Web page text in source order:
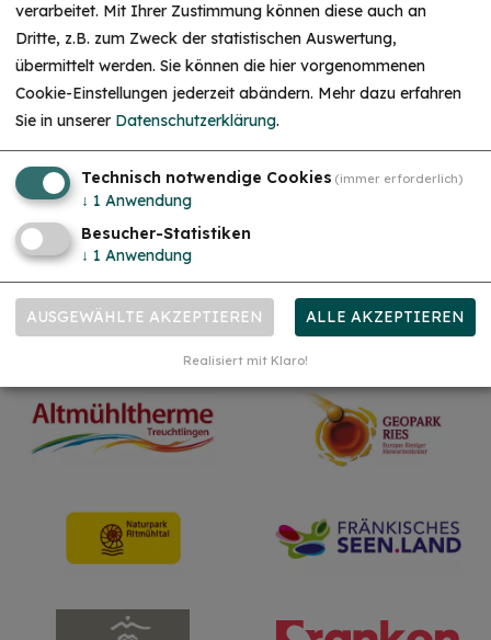
ZELT- UND BOOTSRASTPLATZ
verarbeitet. Mit Ihrer Zustimmung können diese auch an
Dritte, z.B. zum Zweck der statistischen Auswertung,
übermittelt werden. Sie können die hier vorgenommenen
Cookie-Einstellungen jederzeit abändern. Mehr dazu erfahren
Sie in unserer Datenschutzerklärung.
Technisch notwendige Cookies (immer erforderlich)
↓ 1 Anwendung
Besucher-Statistiken
↓ 1 Anwendung
AUSGEWÄHLTE AKZEPTIEREN ALLE AKZEPTIEREN
Realisiert mit Klaro!